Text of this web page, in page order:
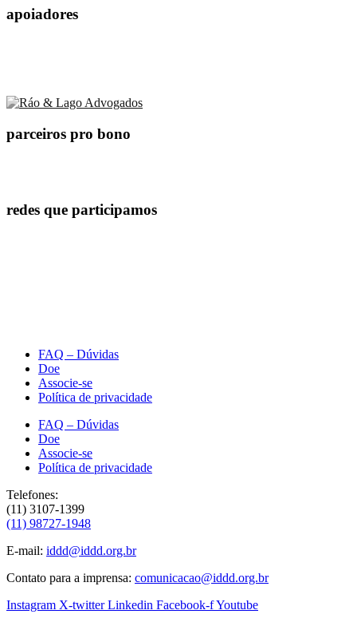
apoiadores
parceiros pro bono
redes que participamos
FAQ – Dúvidas
Doe
Associe-se
Política de privacidade
FAQ – Dúvidas
Doe
Associe-se
Política de privacidade
Telefones:
(11) 3107-1399
(11) 98727-1948
E-mail: iddd@iddd.org.br
Contato para a imprensa: comunicacao@iddd.org.br
Instagram X-twitter Linkedin Facebook-fYoutube